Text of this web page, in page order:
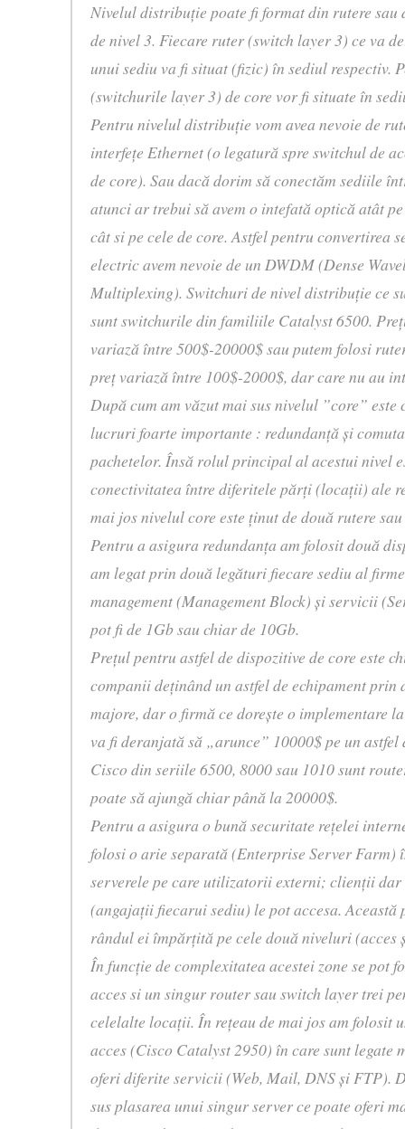
Nivelul distribuţie poate fi format din rutere
de nivel 3. Fiecare ruter (switch layer 3) ce va
unui sediu va fi situat (fizic) în sediul respectiv.
(switchurile layer 3) de core vor fi situate în
Pentru nivelul distribuţie vom avea nevoie de
interfeţe Ethernet (o legatură spre switchul de
de core). Sau dacă dorim să conectăm sediile
atunci ar trebui să avem o intefată optică atât
cât si pe cele de core. Astfel pentru convertirea
electric avem nevoie de un DWDM (Dense
Multiplexing). Switchuri de nivel distribuţie ce
sunt switchurile din familiile Catalyst 6500.
variază între 500$-20000$ sau putem folosi
preţ variază între 100$-2000$, dar care nu au
După cum am văzut mai sus nivelul ”core”
lucruri foarte importante : redundanţă şi
pachetelor. Însă rolul principal al acestui nivel
conectivitatea între diferitele părţi (locaţii) ale
mai jos nivelul core este ţinut de două rutere
Pentru a asigura redundanţa am folosit două
am legat prin două legături fiecare sediu al
management (Management Block) şi servicii
pot fi de 1Gb sau chiar de 10Gb.
Preţul pentru astfel de dispozitive de core este
companii deţinând un astfel de echipament
majore, dar o firmă ce doreşte o implementare
va fi deranjată să „arunce” 10000$ pe un astfel
Cisco din seriile 6500, 8000 sau 1010 sunt
poate să ajungă chiar până la 20000$.
Pentru a asigura o bună securitate reţelei
folosi o arie separată (Enterprise Server Farm)
serverele pe care utilizatorii externi; clienţii
(angajaţii fiecarui sediu) le pot accesa. Această
rândul ei împărţită pe cele două niveluri (acces
În funcţie de complexitatea acestei zone se pot
acces si un singur router sau switch layer trei
celelalte locaţii. În reţeau de mai jos am folosit
acces (Cisco Catalyst 2950) în care sunt legate
oferi diferite servicii (Web, Mail, DNS şi FTP).
sus plasarea unui singur server ce poate oferi